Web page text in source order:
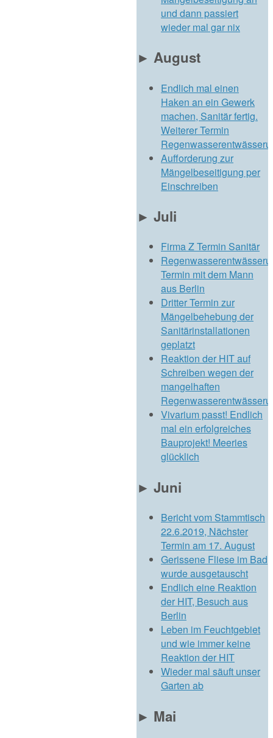
und dann passiert
wieder mal gar nix
► August
Endlich mal einen
Haken an ein Gewerk
machen, Sanitär fertig.
Weiterer Termin
Aufforderung zur
Mängelbeseitigung per
Einschreiben
► Juli
Firma Z Termin Sanitär
Termin mit dem Mann
aus Berlin
Dritter Termin zur
Mängelbehebung der
Sanitärinstallationen
geplatzt
Reaktion der HIT auf
Schreiben wegen der
mangelhaften
Vivarium passt! Endlich
mal ein erfolgreiches
Bauprojekt! Meeries
glücklich
► Juni
Bericht vom Stammtisch
22.6.2019, Nächster
Termin am 17. August
Gerissene Fliese im Bad
wurde ausgetauscht
Endlich eine Reaktion
der HIT, Besuch aus
Berlin
Leben im Feuchtgebiet
und wie immer keine
Reaktion der HIT
Wieder mal säuft unser
Garten ab
► Mai